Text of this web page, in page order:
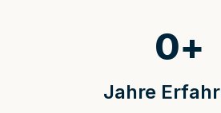
Jahre
0+